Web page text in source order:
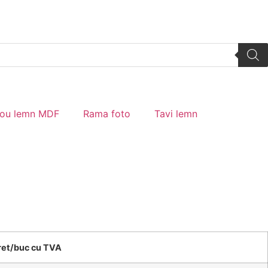
lemn MDF Rama foto Tavi lemn
buc cu TVA